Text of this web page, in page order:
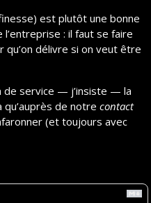
est plutôt une bonne
l’entreprise : il faut se faire
qu’on délivre si on veut être
de service — j’insiste — la
de notre contact
(et toujours avec